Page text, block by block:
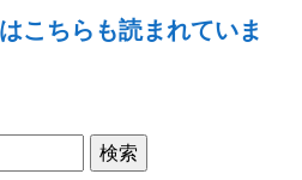
こちらも読まれていま